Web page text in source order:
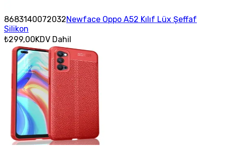
8683140072032Newface Oppo A52 Kılıf Lüx Şeffaf
Silikon
₺299,00KDV Dahil